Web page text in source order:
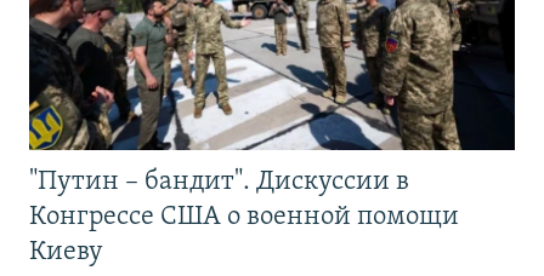
"Путин – бандит". Дискуссии в
Конгрессе США о военной помощи
Киеву